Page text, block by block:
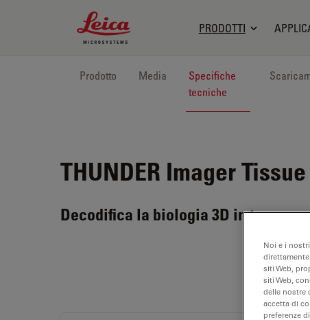
Leica Microsystems Logo
PRODOTTI
Prodotto Media
Specifiche
tecniche
THUNDER Imager Tissue
Decodifica la biologia 3D in tempo
Noi e i
siti Web,
siti Web,
delle nostre
accetta di
preferenze